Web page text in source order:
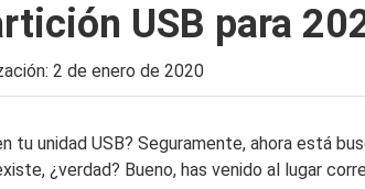
USB para
2 de enero de 2020
tu unidad USB? Seguramente, ahora está
¿verdad? Bueno, has venido al lugar